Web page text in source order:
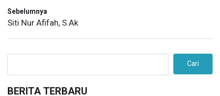
Sebelumnya
Siti Nur Afifah, S.Ak
Cari
BERITA TERBARU